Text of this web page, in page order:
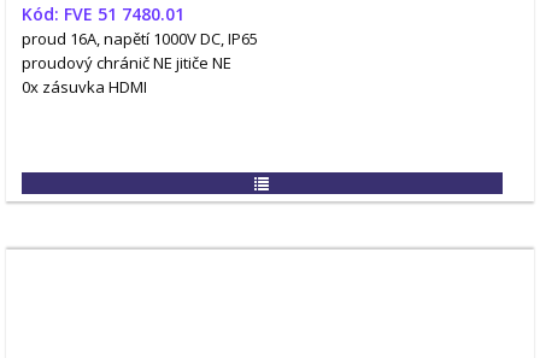
Kód: FVE 51 7480.01
proud 16A, napětí 1000V DC, IP65
proudový chránič NE jitiče NE
0x zásuvka HDMI